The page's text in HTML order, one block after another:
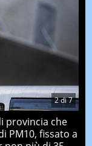
2di7
provincia che
PM10, fissato a